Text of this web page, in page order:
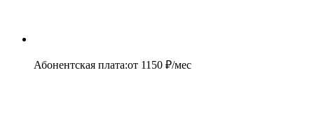
Абонентская плата:от 1150 ₽/мес